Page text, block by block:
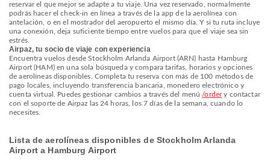
reservar el que mejor se adapte a tu viaje. Una vez reservado, normalmente
podrás hacer el check-in en línea a través de la app de la aerolínea con
antelación, o en el mostrador del aeropuerto el mismo día. Y si tu ruta incluye
una conexión, deja suficiente tiempo entre vuelos para que el viaje sea sin
estrés.
Airpaz, tu socio de viaje con experiencia
Encuentra vuelos desde Stockholm Arlanda Airport (ARN) hasta Hamburg
Airport (HAM) en una sola búsqueda y compara tarifas, horarios y opciones
de aerolíneas disponibles. Completa tu reserva con más de 100 métodos de
pago locales, incluyendo transferencia bancaria, monedero electrónico y
cuenta virtual. Puedes gestionar cambios a través del menú /ordery contactar
con el soporte de Airpaz las 24 horas, los 7 días de la semana, cuando lo
necesites.
Lista de aerolíneas disponibles de Stockholm Arlanda
Airport a Hamburg Airport